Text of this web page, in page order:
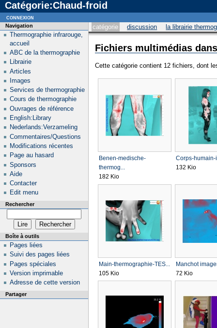
Catégorie:Chaud-froid
catégorie discussion la librairie
Fichiers multimédias
Cette catégorie contient 12 fichiers, dont
Benen-medische-
thermog...
182 Kio
Corps-humain-
132 Kio
Main-thermographie-TES...
105 Kio
Manchot
72 Kio
Navigation
Thermographie infrarouge,
accueil
ABC de la thermographie
Librairie
Articles
Images
Services de thermographie
Cours de thermographie
Ouvrages de référence
English:Library
Nederlands:Verzameling
Commentaires/Questions
Modifications récentes
Page au hasard
Sponsors
Aide
Contacter
Edit menu
Rechercher
Boîte à outils
Pages liées
Suivi des pages liées
Pages spéciales
Version imprimable
Adresse de cette version
Partager
connexion